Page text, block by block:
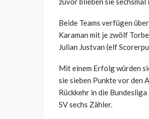
Beide Teams verfügen
Karaman mit je zwölf
Julian Justvan (elf
Mit einem Erfolg würden
sie sieben Punkte vor den
Rückkehr in die
SV sechs Zähler.